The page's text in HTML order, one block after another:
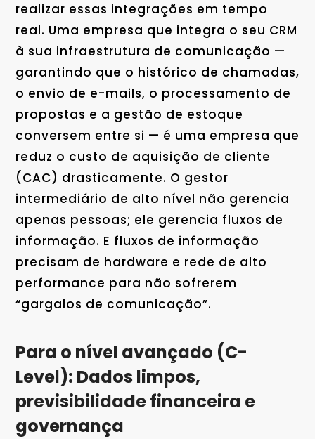
realizar essas integrações em tempo
real. Uma empresa que integra o seu CRM
à sua infraestrutura de comunicação —
garantindo que o histórico de chamadas,
o envio de e-mails, o processamento de
propostas e a gestão de estoque
conversem entre si — é uma empresa que
reduz o custo de aquisição de cliente
(CAC) drasticamente. O gestor
intermediário de alto nível não gerencia
apenas pessoas; ele gerencia fluxos de
informação. E fluxos de informação
precisam de hardware e rede de alto
performance para não sofrerem
“gargalos de comunicação”.
Para o nível avançado (C-
Level): Dados limpos,
previsibilidade financeira e
governança